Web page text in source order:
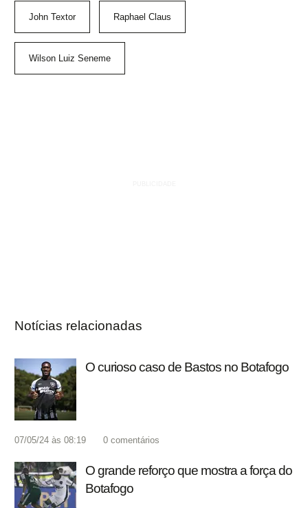
John Textor Raphael Claus
Wilson Luiz Seneme
Notícias relacionadas
O curioso caso de Bastos no Botafogo
07/05/24 às 08:19 0 comentários
O grande reforço que mostra a força do
Botafogo